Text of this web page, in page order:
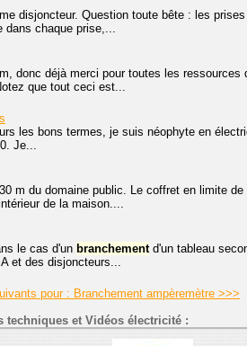
disjoncteur. Question toute bête : les
dans chaque prise,...
donc déjà merci pour toutes les
que tout ceci est...
les bons termes, je suis néophyte en
Je...
m du domaine public. Le coffret en limite
de la maison....
le cas d'un branchementd'un tableau
et des disjoncteurs...
pour : Branchement ampèremètre >>>
techniques et Vidéos électricité :